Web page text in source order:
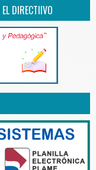
DIRECTIIVO